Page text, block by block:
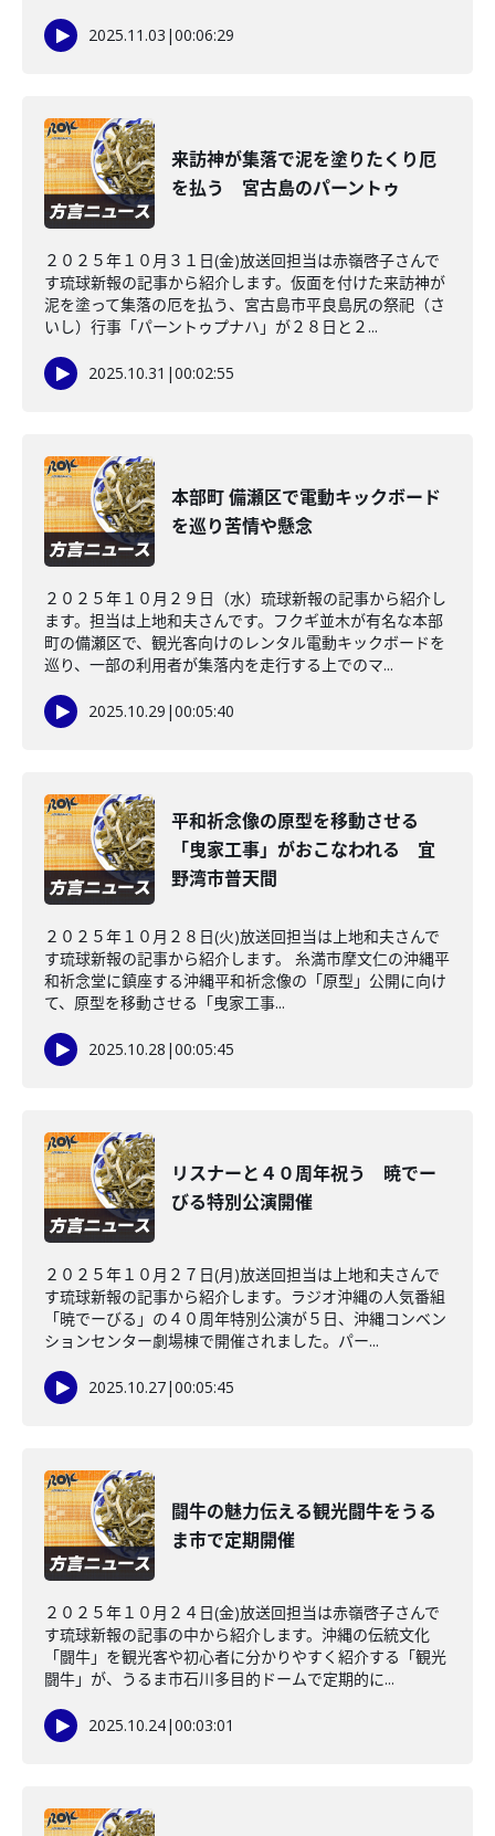
2025.11.03 |00:06:29
来訪神が集落で泥を塗りたくり厄
を払う 宮古島のパーントゥ
２０２５年１０月３１日(金)放送回担当は赤嶺啓子さんで
す琉球新報の記事から紹介します。仮面を付けた来訪神が
泥を塗って集落の厄を払う、宮古島市平良島尻の祭祀（さ
いし）行事「パーントゥプナハ」が２８日と２...
2025.10.31 |00:02:55
本部町 備瀬区で電動キックボード
を巡り苦情や懸念
２０２５年１０月２９日（水）琉球新報の記事から紹介し
ます。担当は上地和夫さんです。フクギ並木が有名な本部
町の備瀬区で、観光客向けのレンタル電動キックボードを
巡り、一部の利用者が集落内を走行する上でのマ...
2025.10.29 |00:05:40
平和祈念像の原型を移動させる
「曳家工事」がおこなわれる 宜
野湾市普天間
２０２５年１０月２８日(火)放送回担当は上地和夫さんで
す琉球新報の記事から紹介します。 糸満市摩文仁の沖縄平
和祈念堂に鎮座する沖縄平和祈念像の「原型」公開に向け
て、原型を移動させる「曳家工事...
2025.10.28 |00:05:45
リスナーと４０周年祝う 暁でー
びる特別公演開催
２０２５年１０月２７日(月)放送回担当は上地和夫さんで
す琉球新報の記事から紹介します。ラジオ沖縄の人気番組
「暁でーびる」の４０周年特別公演が５日、沖縄コンベン
ションセンター劇場棟で開催されました。パー...
2025.10.27|00:05:45
闘牛の魅力伝える観光闘牛をうる
ま市で定期開催
２０２５年１０月２４日(金)放送回担当は赤嶺啓子さんで
す琉球新報の記事の中から紹介します。沖縄の伝統文化
「闘牛」を観光客や初心者に分かりやすく紹介する「観光
闘牛」が、うるま市石川多目的ドームで定期的に...
2025.10.24|00:03:01